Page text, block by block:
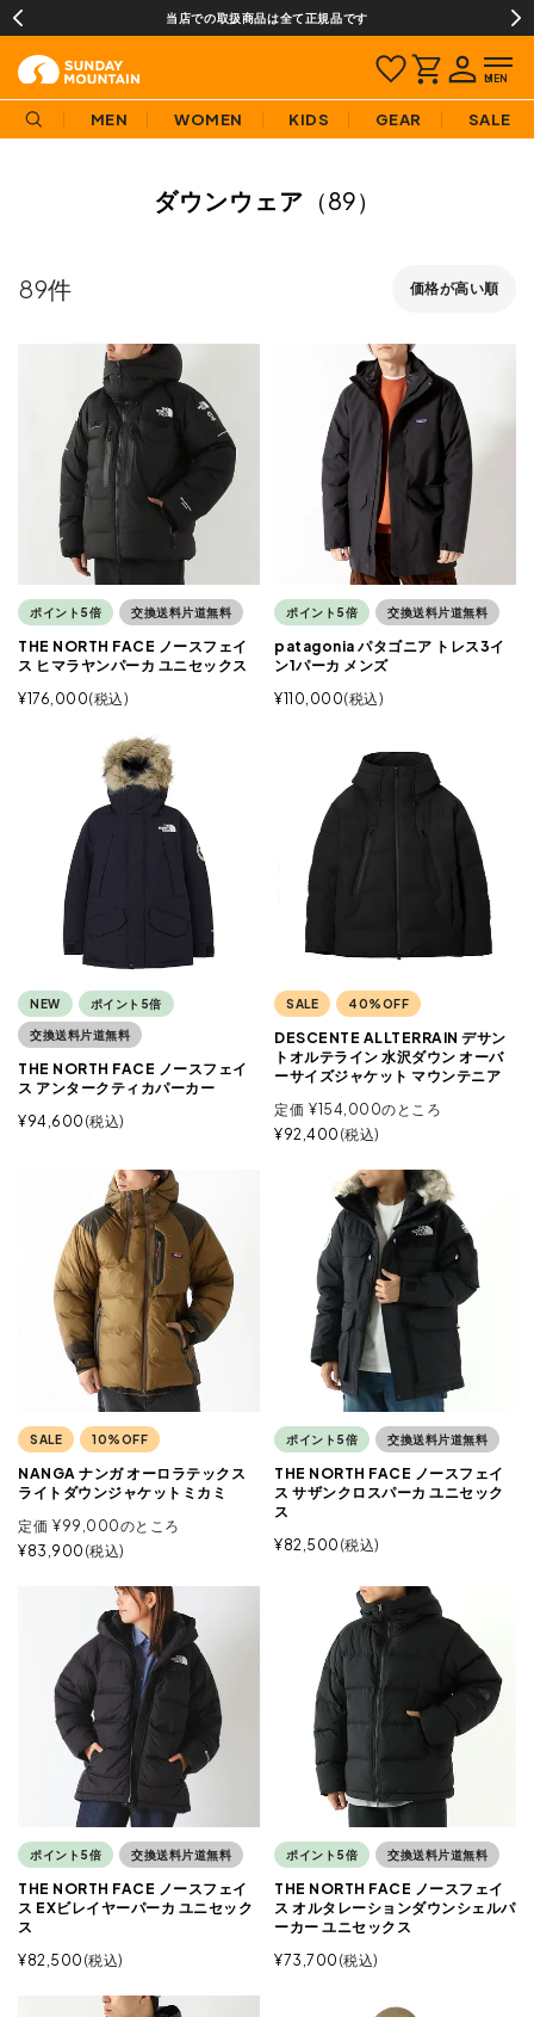
当店での取扱商品は全て正規品です
MEN WOMEN KIDS GEAR SALE
ダウンウェア （89）
価格が高い順
89
ポイント5倍 交換送料片道無料
THE NORTH FACE ノースフェイ
ス ヒマラヤンパーカ ユニセックス
¥176,000 税込
ポイント5倍 交換送料片道無料
patagonia パタゴニア トレス3イ
ン1パーカ メンズ
¥110,000 税込
NEW ポイント5倍
交換送料片道無料
THE NORTH FACE ノースフェイ
ス アンタークティカパーカー
¥94,600 税込
SALE 40%OFF
DESCENTE ALLTERRAIN デサン
トオルテライン 水沢ダウン オーバ
ーサイズジャケット マウンテニア
定価 ¥154,000のところ
¥92,400 税込
SALE 10%OFF
NANGA ナンガ オーロラテックス
ライトダウンジャケットミカミ
定価 ¥99,000のところ
¥83,900 税込
ポイント5倍 交換送料片道無料
THE NORTH FACE ノースフェイ
ス サザンクロスパーカ ユニセック
ス
¥82,500 税込
ポイント5倍 交換送料片道無料
THE NORTH FACE ノースフェイ
ス EXビレイヤーパーカ ユニセック
ス
¥82,500 税込
ポイント5倍 交換送料片道無料
THE NORTH FACE ノースフェイ
ス オルタレーションダウンシェルパ
ーカー ユニセックス
¥73,700 税込